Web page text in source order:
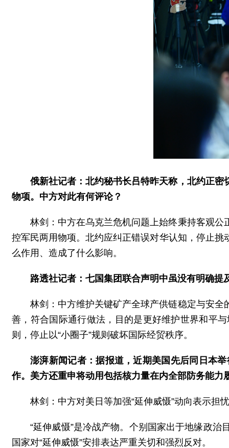
俄新社记者：北约秘书长吕特昨天称，北约正
物项。中方对此有何评论？
林剑：中方在乌克兰危机问题上始终秉持客观
控军民两用物项。北约应纠正错误对华认知，停止
么作用、造成了什么影响。
路透社记者：七国集团联合声明中虽没有明确
林剑：中方维护关键矿产全球产供链稳定与安
善，符合国际通行做法，目的是更好维护世界和平
则，停止以“小圈子”规则破坏国际经贸秩序。
澎湃新闻记者：据报道，近期美国先后同日本
作。美方还重申将动用包括核力量在内全部防务能
林剑：中方对美日等加强“延伸威慑”动向表示担
“延伸威慑”是冷战产物。个别国家出于地缘政
国家对“延伸威慑”安排表达严重关切和强烈反对。